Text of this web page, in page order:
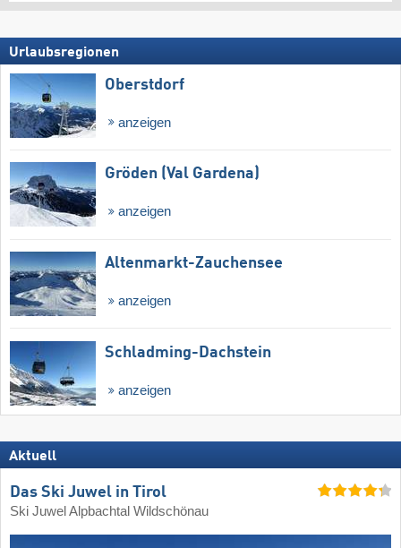
Urlaubsregionen
Oberstdorf
anzeigen
Gröden (Val Gardena)
anzeigen
Altenmarkt-Zauchensee
anzeigen
Schladming-Dachstein
anzeigen
Aktuell
Das Ski Juwel in Tirol
Ski Juwel Alpbachtal Wildschönau